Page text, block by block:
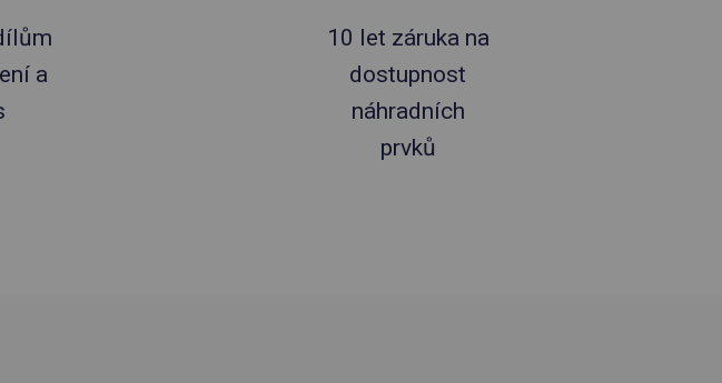
a
10 let záruka na
dostupnost
náhradních
prvků